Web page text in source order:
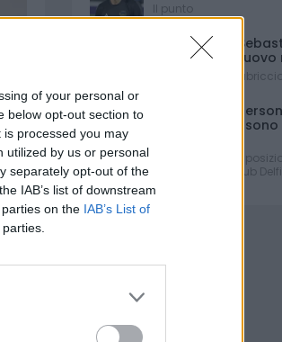
of your personal or
below opt-out section to
processed you may
utilized by us or personal
separately opt-out of the
IAB’s list of downstream
on the IAB’s List of
Il punto
Il presidente
diventato di nuovo
È nato Lorenzo
Ferrante: "Le
disabilità non
La dura presa di
Presidente del Club
Determinati